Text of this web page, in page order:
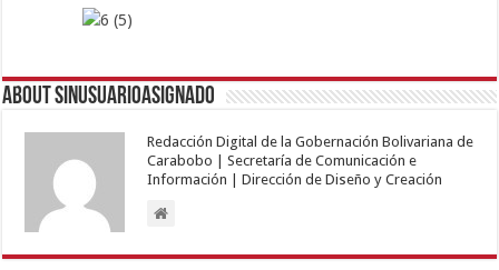
About sinusuarioasignado
Redacción Digital de la Gobernación Bolivariana de
Carabobo | Secretaría de Comunicación e
Información | Dirección de Diseño y Creación